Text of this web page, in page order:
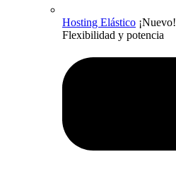
Hosting Elástico ¡Nuevo!
Flexibilidad y potencia